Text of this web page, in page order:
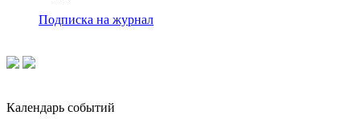
Подписка на журнал
Календарь событий